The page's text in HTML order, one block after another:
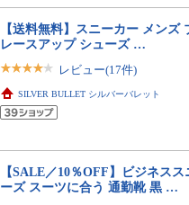
【送料無料】スニーカー メン
レースアップ シューズ …
レビュー(17件)
SILVER BULLET シルバーバレット
【SALE／10％OFF】ビジネス
ーズ スーツに合う 通勤靴 黒 …